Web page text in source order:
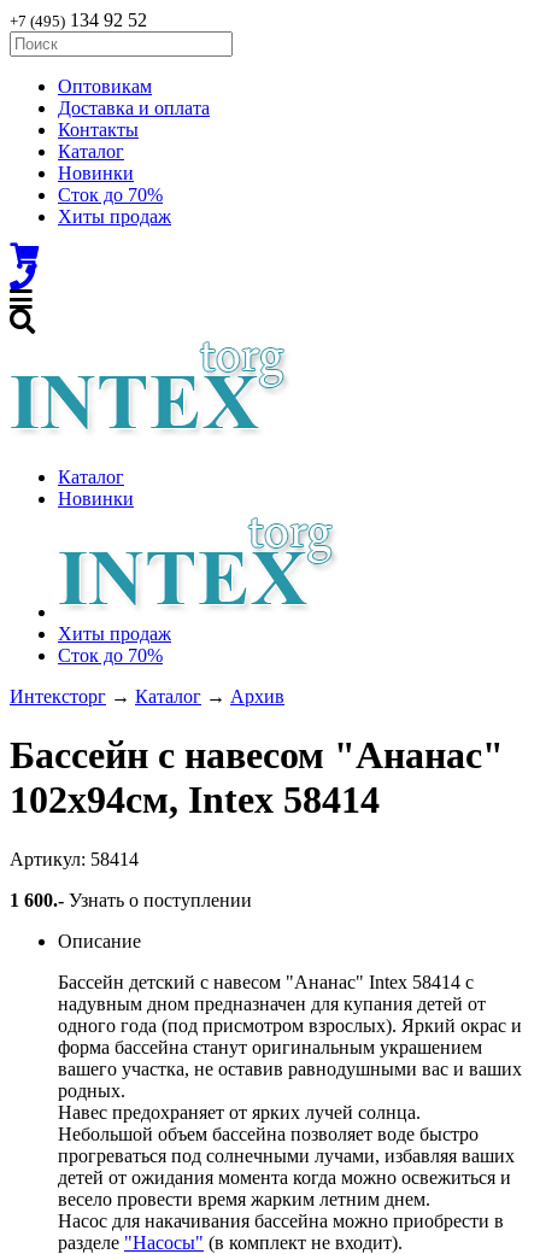
+7 (495) 134 92 52
Оптовикам
Доставка и оплата
Контакты
Каталог
Новинки
Сток до 70%
Хиты продаж
Каталог
Новинки
Хиты продаж
Сток до 70%
Интексторг → Каталог → Архив
Бассейн с навесом "Ананас"
102х94см, Intex 58414
Артикул: 58414
1 600.- Узнать о поступлении
Описание
Бассейн детский с навесом "Ананас" Intex 58414 с
надувным дном предназначен для купания детей от
одного года (под присмотром взрослых). Яркий окрас и
форма бассейна станут оригинальным украшением
вашего участка, не оставив равнодушными вас и ваших
родных.
Навес предохраняет от ярких лучей солнца.
Небольшой объем бассейна позволяет воде быстро
прогреваться под солнечными лучами, избавляя ваших
детей от ожидания момента когда можно освежиться и
весело провести время жарким летним днем.
Насос для накачивания бассейна можно приобрести в
разделе "Насосы" (в комплект не входит).